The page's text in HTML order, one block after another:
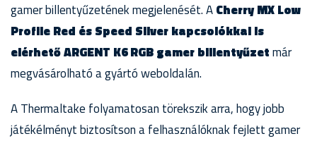
gamer billentyűzetének megjelenését. ACherry MX Low
Profile Red és Speed Silver kapcsolókkal is
elérhető ARGENT K6 RGB gamer billentyűzetmár
megvásárolható a gyártó weboldalán.
A Thermaltake folyamatosan törekszik arra, hogy jobb
játékélményt biztosítson a felhasználóknak fejlett gamer